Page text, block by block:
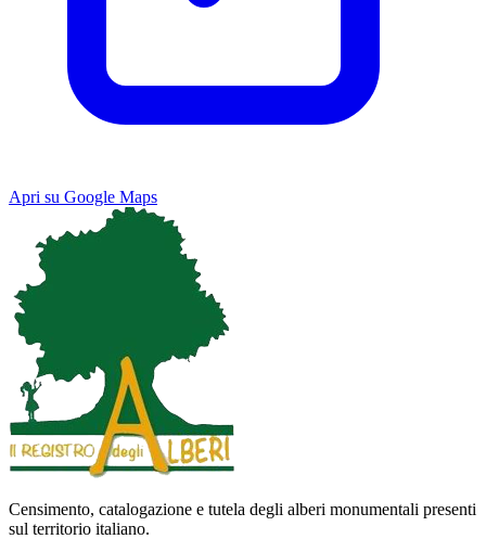
Apri su Google Maps
Map Satellite
Keyboard shortcuts
Censimento, catalogazione e tutela degli alberi monumentali presenti
sul territorio italiano.